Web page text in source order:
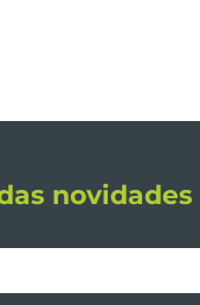
novidades